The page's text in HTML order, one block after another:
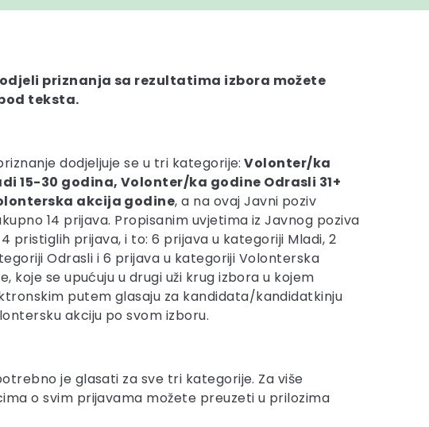
priznanja sa rezultatima izbora možete
teksta.
dodjeljuje se u tri kategorije: Volonter/ka
15-30 godina, Volonter/ka godine Odrasli 31+
akcija godine, a na ovaj Javni poziv
14 prijava. Propisanim uvjetima iz Javnog poziva
pristiglih prijava, i to: 6 prijava u kategoriji Mladi, 2
Odrasli i 6 prijava u kategoriji Volonterska
koje se upućuju u drugi uži krug izbora u kojem
putem glasaju za kandidata/kandidatkinju
akciju po svom izboru.
je glasati za sve tri kategorije. Za više
o svim prijavama možete preuzeti u prilozima